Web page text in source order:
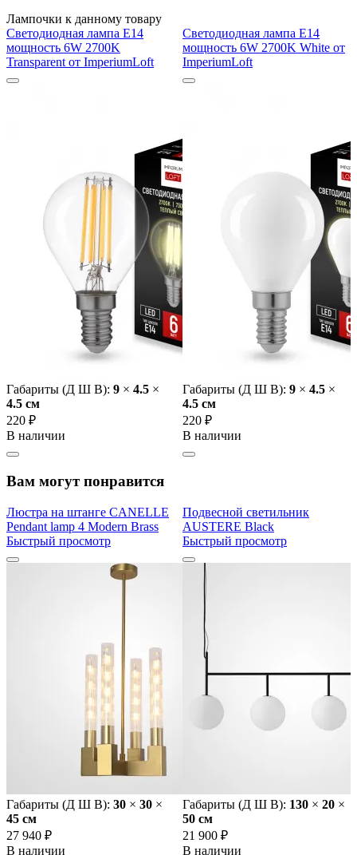
Лампочки к данному товару
Светодиодная лампа E14
мощность 6W 2700K
Transparent от ImperiumLoft
Габариты (Д Ш В): 9 × 4.5 ×
4.5 cм
220 ₽
В наличии
Светодиодная лампа E14
мощность 6W 2700K White от
ImperiumLoft
Габариты (Д Ш В): 9 × 4.5 ×
4.5 cм
220 ₽
В наличии
Вам могут понравится
Люстра на штанге CANELLE
Pendant lamp 4 Modern Brass
Быстрый просмотр
Габариты (Д Ш В): 30 × 30 ×
45 cм
27 940 ₽
В наличии
Подвесной светильник
AUSTERE Black
Быстрый просмотр
Габариты (Д Ш В): 130 × 20 ×
50 cм
21 900 ₽
В наличии